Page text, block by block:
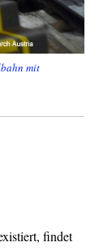
mit
findet